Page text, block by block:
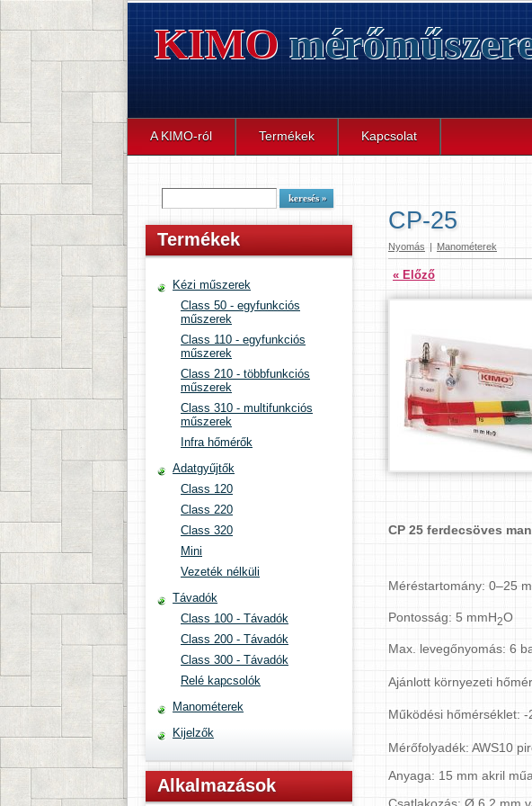
KIMO
A KIMO-ról Termékek Kapcsolat
Termékek
Kézi műszerek
Class 50 - egyfunkciós
műszerek
Class 110 - egyfunkciós
műszerek
Class 210 - többfunkciós
műszerek
Class 310 - multifunkciós
műszerek
Infra hőmérők
Adatgyűjtők
Class 120
Class 220
Class 320
Mini
Vezeték nélküli
Távadók
Class 100 - Távadók
Class 200 - Távadók
Class 300 - Távadók
Relé kapcsolók
Manométerek
Kijelzők
Alkalmazások
CP-25
Nyomás | Manométerek
« Előző
CP 25 ferdecsöves
Méréstartomány: 0–25
Pontosság: 5 mmH2O
Max. levegőnyomás: 6
Ajánlott környezeti
Működési hőmérséklet:
Mérőfolyadék: AWS10
Anyaga: 15 mm akril
Csatlakozás: Ø 6,2 mm